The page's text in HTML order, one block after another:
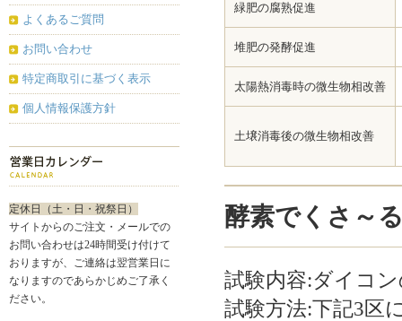
緑肥の腐熟促進
堆肥の発酵促進
太陽熱消毒時の微生物相改善
土壌消毒後の微生物相改善
酵素でくさ～
試験内容:ダイコ
試験方法:下記3区
よくあるご質問
お問い合わせ
特定商取引に基づく表示
個人情報保護方針
定休日（土・日・祝祭日）
サイトからのご注文・メールでの
お問い合わせは24時間受け付けて
おりますが、ご連絡は翌営業日に
なりますのであらかじめご了承く
ださい。